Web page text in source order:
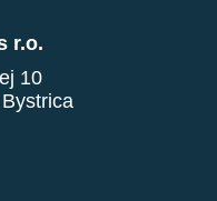
r.o.
10